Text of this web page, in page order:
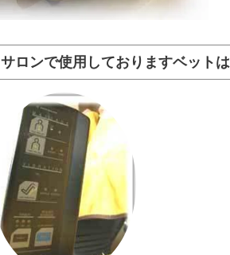
サロンで使用しておりますベット